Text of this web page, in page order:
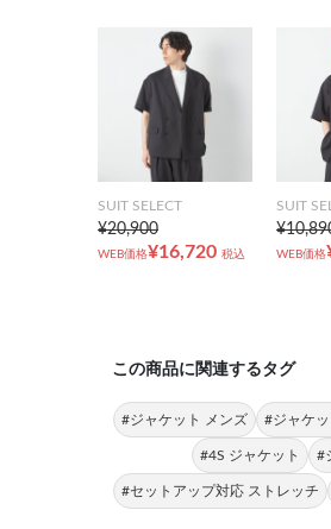
SUIT SELECT
¥20,900
WEB価格¥16,720 税込
SUIT
WEB価格
この商品に関連するタグ
#ジャケット メンズ #ジャケ
#4S ジャケット #
#セットアップ対応 ストレッチ